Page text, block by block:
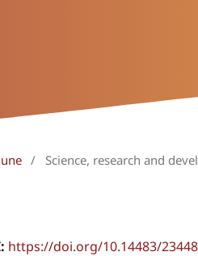
/ Science, research and
https://doi.org/10.14483/